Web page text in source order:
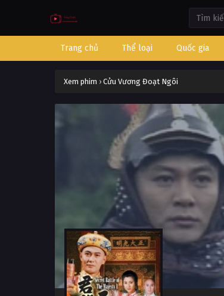
Trang chủ Thể loại Quốc gia
Xem phim › Cửu Vương Đoạt Ngôi